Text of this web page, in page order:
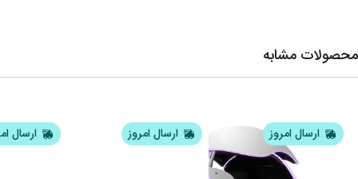
محصولات مشابه
ارسال امروز ارسال امروز ارسال